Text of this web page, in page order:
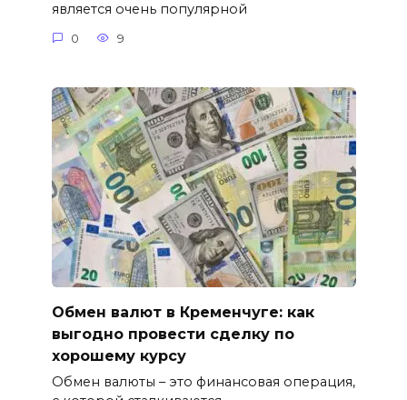
является очень популярной
0 9
Обмен валют в Кременчуге: как
выгодно провести сделку по
хорошему курсу
Обмен валюты – это финансовая операция,